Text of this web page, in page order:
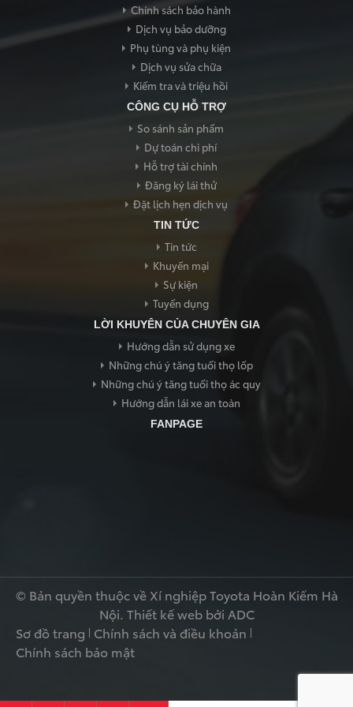
- Tên xe:
- Thời gian:
nhận lịch hẹn trong thời gian sớm nhất. Xin trân trọng cảm
WIGO mt 5
TRANG CHỦ
Chính sách bảo hành
Dịch vụ bảo dưỡng
Phụ tùng và phụ kiện
Dịch vụ sửa chữa
Kiểm tra và triệu hồi
CÔNG CỤ HỖ TRỢ
So sánh sản phẩm
Dự toán chi phí
Hỗ trợ tài chính
Đăng ký lái thử
Đặt lịch hẹn dịch vụ
TIN TỨC
Tin tức
Khuyến mại
Sự kiện
Tuyển dụng
LỜI KHUYÊN CỦA CHUYÊN GIA
Hướng dẫn sử dụng xe
Những chú ý tăng tuổi thọ lốp
Những chú ý tăng tuổi thọ ác quy
Hướng dẫn lái xe an toàn
FANPAGE
© Bản quyền thuộc về Xí nghiệp Toyota Hoàn Kiếm Hà
Nội. Thiết kế webbởi ADC
Sơ đồ trang Chính sách và điều khoản
Chính sách bảo mật